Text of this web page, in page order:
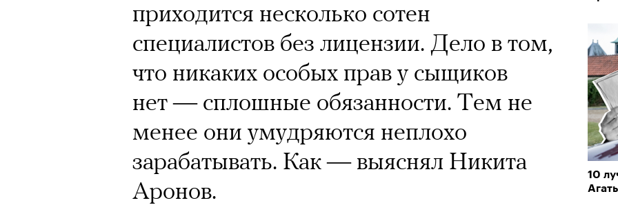
10
приходится несколько сотен
специалистов без лицензии. Дело в том,
что никаких особых прав у сыщиков
нет — сплошные обязанности. Тем не
менее они умудряются неплохо
зарабатывать. Как — выяснял Никита
Аронов.
горы становится последним, а другие
готовы снова рисковать жизнью?
Психологи и альпинисты объясняют, как
высота меняет человека и почему к ней
тянет с новой силой